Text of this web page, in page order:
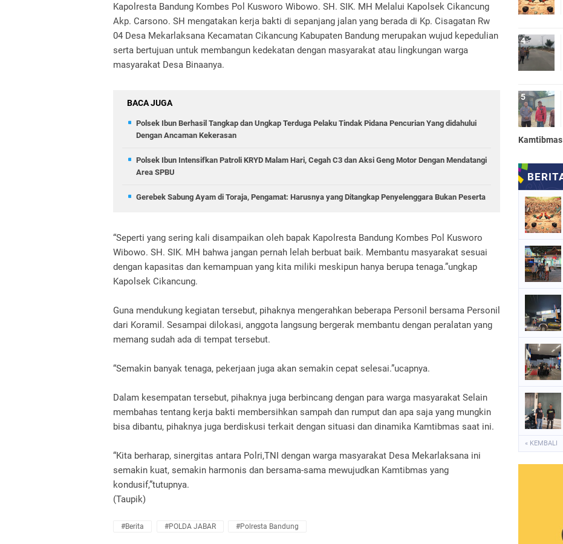
Kapolresta Bandung Kombes Pol Kusworo Wibowo. SH. SIK. MH Melalui Kapolsek Cikancung
Akp. Carsono. SH mengatakan kerja bakti di sepanjang jalan yang berada di Kp. Cisagatan Rw
04 Desa Mekarlaksana Kecamatan Cikancung Kabupaten Bandung merupakan wujud kepedulian
serta bertujuan untuk membangun kedekatan dengan masyarakat atau lingkungan warga
masyarakat Desa Binaanya.
BACA JUGA
Polsek Ibun Berhasil Tangkap dan Ungkap Terduga Pelaku Tindak Pidana Pencurian Yang didahului
Dengan Ancaman Kekerasan
Polsek Ibun Intensifkan Patroli KRYD Malam Hari, Cegah C3 dan Aksi Geng Motor Dengan Mendatangi
Area SPBU
Gerebek Sabung Ayam di Toraja, Pengamat: Harusnya yang Ditangkap Penyelenggara Bukan Peserta
“Seperti yang sering kali disampaikan oleh bapak Kapolresta Bandung Kombes Pol Kusworo
Wibowo. SH. SIK. MH bahwa jangan pernah lelah berbuat baik. Membantu masyarakat sesuai
dengan kapasitas dan kemampuan yang kita miliki meskipun hanya berupa tenaga.”ungkap
Kapolsek Cikancung.
Guna mendukung kegiatan tersebut, pihaknya mengerahkan beberapa Personil bersama Personil
dari Koramil. Sesampai dilokasi, anggota langsung bergerak membantu dengan peralatan yang
memang sudah ada di tempat tersebut.
“Semakin banyak tenaga, pekerjaan juga akan semakin cepat selesai.”ucapnya.
Dalam kesempatan tersebut, pihaknya juga berbincang dengan para warga masyarakat Selain
membahas tentang kerja bakti membersihkan sampah dan rumput dan apa saja yang mungkin
bisa dibantu, pihaknya juga berdiskusi terkait dengan situasi dan dinamika Kamtibmas saat ini.
“Kita berharap, sinergitas antara Polri,TNI dengan warga masyarakat Desa Mekarlaksana ini
semakin kuat, semakin harmonis dan bersama-sama mewujudkan Kamtibmas yang
kondusif,”tutupnya.
(Taupik)
#Berita #POLDA JABAR #Polresta Bandung
Kamtibmas
« KEMBALI